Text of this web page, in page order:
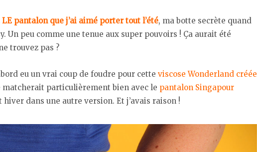
pantalon que j’ai aimé porter tout l’été, ma botte secrète quand
Un peu comme une tenue aux super pouvoirs ! Ça aurait été
trouvez pas ?
eu un vrai coup de foudre pour cette viscose Wonderland créée
matcherait particulièrement bien avec le pantalon Singapour
hiver dans une autre version. Et j’avais raison !